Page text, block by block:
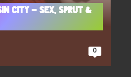
City – Sex, Sprut &
0